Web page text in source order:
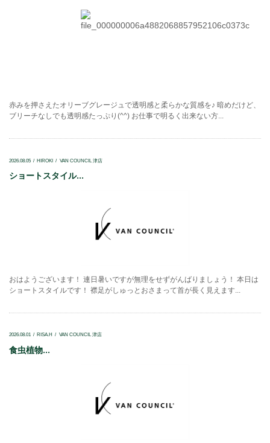
赤みを押さえたオリーブグレージュで透明感と柔らかな質感を♪ 暗めだけど、
ブリーチなしでも透明感たっぷり(^^) お仕事で明るく出来ない方...
2026.08.05 HIROKI VAN COUNCIL 津店
ショートスタイル...
おはようございます！ 連日暑いですが無理をせずがんばりましょう！ 本日は
ショートスタイルです！ 襟足がしゅっとおさまって首が長く見えます...
2026.08.01 RISA.H VAN COUNCIL 津店
食虫植物...